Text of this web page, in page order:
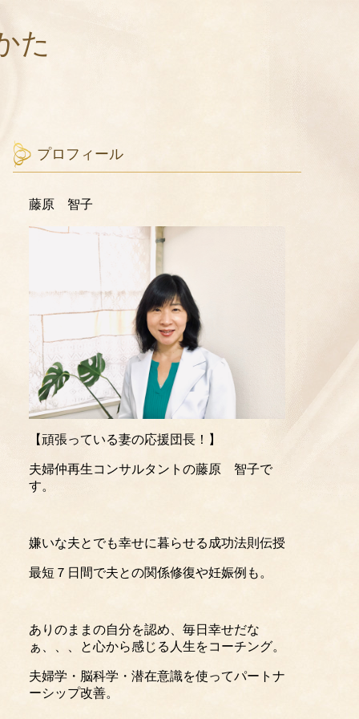
た
プロフィール
藤原 智子
【頑張っている妻の応援団長！】
夫婦仲再生コンサルタントの藤原 智子で
す。
嫌いな夫とでも幸せに暮らせる成功法則伝授
最短７日間で夫との関係修復や妊娠例も。
ありのままの自分を認め、毎日幸せだな
ぁ、、、と心から感じる人生をコーチング。
夫婦学・脳科学・潜在意識を使ってパートナ
ーシップ改善。